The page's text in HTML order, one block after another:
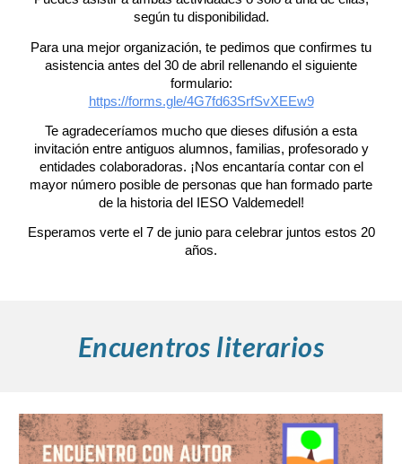
según tu disponibilidad.
Para una mejor organización, te pedimos que confirmes tu
asistencia antes del 30 de abril rellenando el siguiente
formulario:
https://forms.gle/4G7fd63SrfSvXEEw9
Te agradeceríamos mucho que dieses difusión a esta
invitación entre antiguos alumnos, familias, profesorado y
entidades colaboradoras. ¡Nos encantaría contar con el
mayor número posible de personas que han formado parte
de la historia del IESO Valdemedel!
Esperamos verte el 7 de junio para celebrar juntos estos 20
años.
Encuentros literarios